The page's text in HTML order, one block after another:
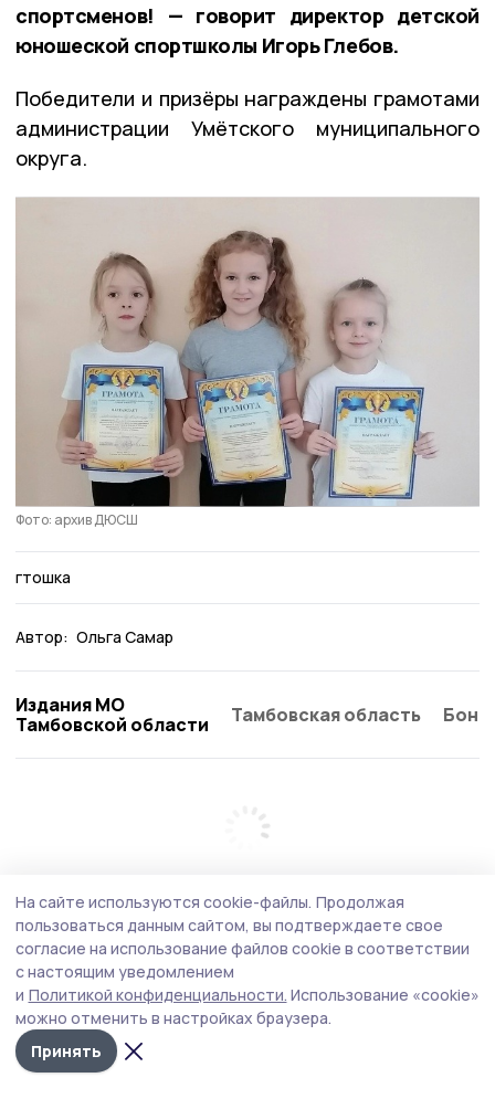
спортсменов! — говорит директор детской
юношеской спортшколы Игорь Глебов.
Победители и призёры награждены грамотами
администрации Умётского муниципального
округа.
Фото: архив ДЮСШ
гтошка
Автор: Ольга Самар
Издания МО
Тамбовской области
Тамбовская область
На сайте используются cookie-файлы. Продолжая
пользоваться данным сайтом, вы подтверждаете свое
согласие на использование файлов cookie в соответствии
с настоящим уведомлением
и Политикой конфиденциальности. Использование «cookie»
можно отменить в настройках браузера.
Принять